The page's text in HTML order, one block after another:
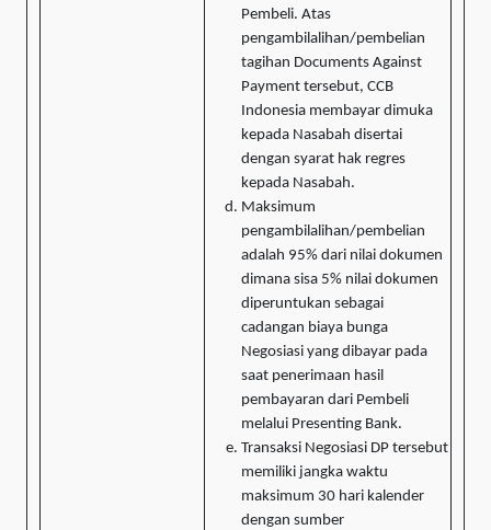
Pembeli. Atas
pengambilalihan/pembelian
tagihan Documents Against
Payment tersebut, CCB
Indonesia membayar dimuka
kepada Nasabah disertai
dengan syarat hak regres
kepada Nasabah.
Maksimum
pengambilalihan/pembelian
adalah 95% dari nilai dokumen
dimana sisa 5% nilai dokumen
diperuntukan sebagai
cadangan biaya bunga
Negosiasi yang dibayar pada
saat penerimaan hasil
pembayaran dari Pembeli
melalui Presenting Bank.
Transaksi Negosiasi DP tersebut
memiliki jangka waktu
maksimum 30 hari kalender
dengan sumber